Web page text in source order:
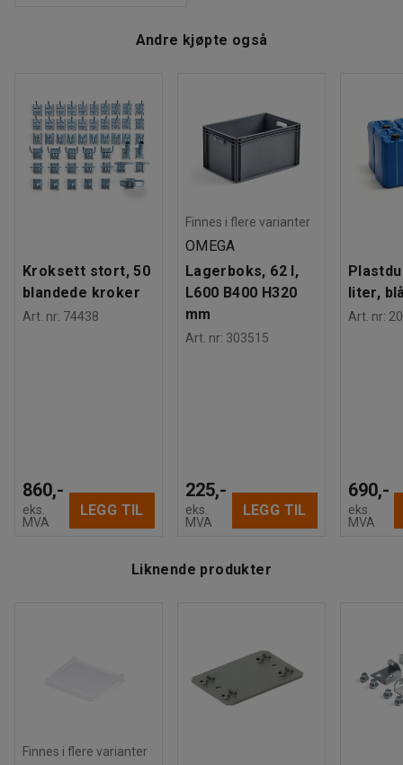
Andre kjøpte også
Kroksett stort, 50
blandede kroker
Art. nr: 74438
860,-
eks.
MVA
LEGG TIL
Finnes i flere varianter
OMEGA
Lagerboks, 62 l,
L600 B400 H320
mm
Art. nr: 303515
225,-
eks.
MVA
LEGG TIL
liter,
Art. nr:
690,-
eks.
MVA
Liknende produkter
Finnes i flere varianter